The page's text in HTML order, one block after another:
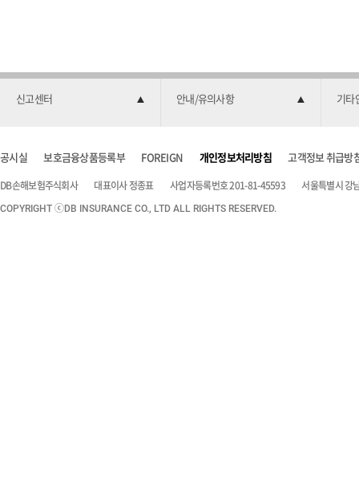
신고센터 안내/유의사항 기타
공시실 보호금융상품등록부 FOREIGN 개인정보처리방침 고객정보 취급방
DB손해보험주식회사 대표이사 정종표 사업자등록번호 201-81-45593 서울특별시 강
COPYRIGHT ⓒDB INSURANCE CO., LTD ALL RIGHTS RESERVED.